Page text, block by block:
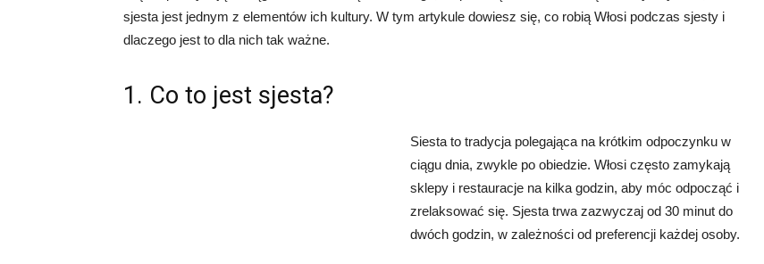
sjesta jest jednym z elementów ich kultury. W tym artykule dowiesz się, co robią Włosi podczas sjesty i
dlaczego jest to dla nich tak ważne.
1. Co to jest sjesta?
Siesta to tradycja polegająca na krótkim odpoczynku w
ciągu dnia, zwykle po obiedzie. Włosi często zamykają
sklepy i restauracje na kilka godzin, aby móc odpocząć i
zrelaksować się. Sjesta trwa zazwyczaj od 30 minut do
dwóch godzin, w zależności od preferencji każdej osoby.